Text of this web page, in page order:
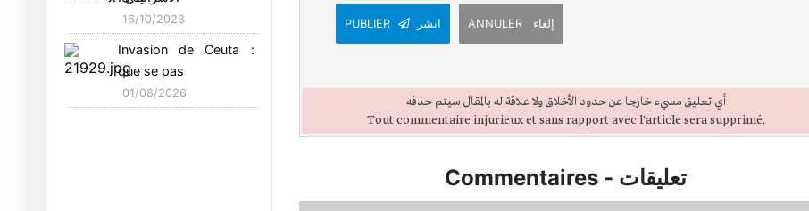
09/04/2026
02/04/2026
16/10/2023
Invasion de Ceuta :
que se pas
01/08/2026
PUBLIER انشر ANNULER إلغاء
أي تعليق مسيء خارجا عن حدود الأخلاق ولا علاقة له بالمقال سيتم حذفه
Tout commentaire injurieux et sans rapport avec l'article sera supprimé.
Commentaires - تعليقات